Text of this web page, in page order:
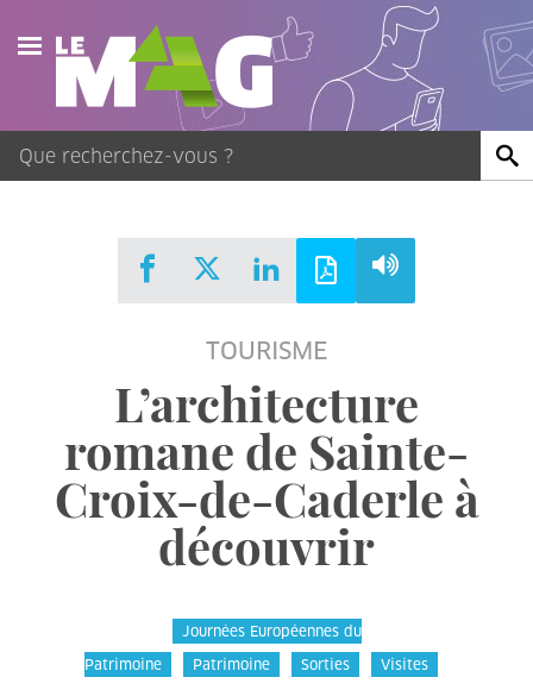
Actualités
Agenda
Publications
TOURISME
L’architecture
romane de Sainte-
Croix-de-Caderle à
découvrir
Journées Européennes du
Patrimoine
Patrimoine Sorties Visites